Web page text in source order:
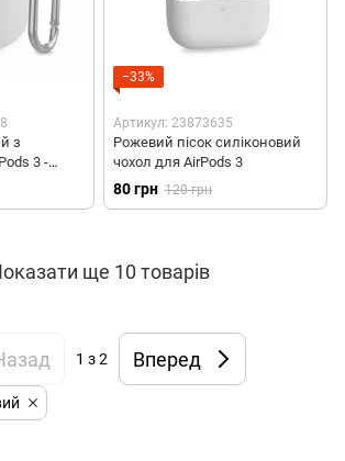
з
3 -
−33%
Артикул: 23873635
Рожевий пісок силіконовий
чохол для AirPods 3
80 грн 120 грн
ще 10 товарів
1 з 2 Вперед